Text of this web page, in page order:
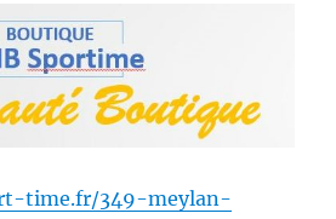
time.fr/349-meylan-